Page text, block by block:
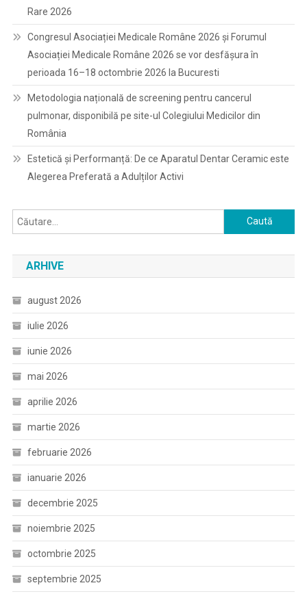
Rare 2026
Congresul Asociației Medicale Române 2026 și Forumul
Asociației Medicale Române 2026 se vor desfășura în
perioada 16–18 octombrie 2026 la Bucuresti
Metodologia națională de screening pentru cancerul
pulmonar, disponibilă pe site-ul Colegiului Medicilor din
România
Estetică și Performanță: De ce Aparatul Dentar Ceramic este
Alegerea Preferată a Adulților Activi
Caută
după:
ARHIVE
august 2026
iulie 2026
iunie 2026
mai 2026
aprilie 2026
martie 2026
februarie 2026
ianuarie 2026
decembrie 2025
noiembrie 2025
octombrie 2025
septembrie 2025